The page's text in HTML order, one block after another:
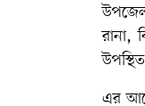
রানা,
এর